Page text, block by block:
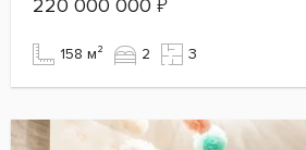
220 000 000 ₽
158 м² 2 3